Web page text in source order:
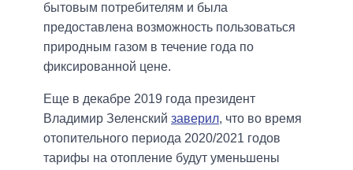
бытовым потребителям и была
предоставлена ​​возможность пользоваться
природным газом в течение года по
фиксированной цене.
Еще в декабре 2019 года президент
Владимир Зеленский заверил, что во время
отопительного периода 2020/2021 годов
тарифы на отопление будут уменьшены